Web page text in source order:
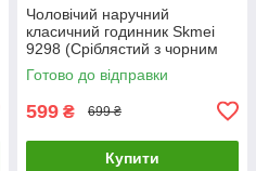
Чоловічий наручний
класичний годинник Skmei
9298 (Сріблястий з чорним
циферблатом)
Готово до відправки
599 ₴ 699 ₴
Купити